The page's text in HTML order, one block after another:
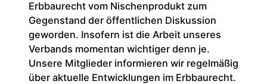
Erbbaurecht vom Nischenprodukt zum
Gegenstand der öffentlichen Diskussion
geworden. Insofern ist die Arbeit unseres
Verbands momentan wichtiger denn je.
Unsere Mitglieder informieren wir regelmäßig
über aktuelle Entwicklungen im Erbbaurecht.